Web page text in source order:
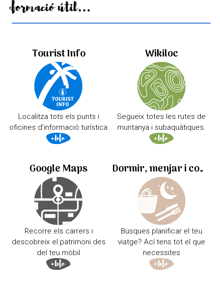
Informació útil...
Tourist Info
Localitza tots els punts i
oficines d'informació turística
Wikiloc
Segueix totes les rutes de
muntanya i subaquàtiques.
Google Maps
Recorre els carrers i
descobreix el patrimoni des
del teu mòbil
Dormir, menjar i comprar
Busques planificar el teu
viatge? Ací tens tot el que
necessites